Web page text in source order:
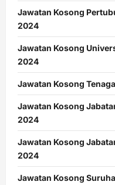
Jawatan Kosong
2024
Jawatan Kosong
2024
Jawatan Kosong
Jawatan Kosong
2024
Jawatan Kosong
2024
Jawatan Kosong